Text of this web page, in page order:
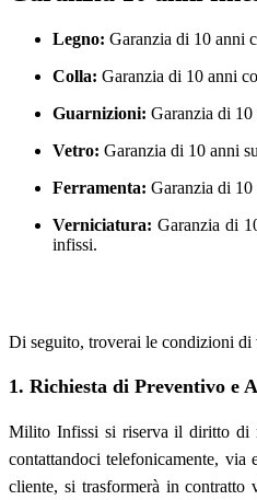
Legno: Garanzia di 10 anni
Colla: Garanzia di 10 anni
Guarnizioni: Garanzia di
Vetro: Garanzia di 10 anni
Ferramenta: Garanzia di
Verniciatura: Garanzia di
infissi.
Di seguito, troverai le condizioni di
1. Richiesta di Preventivo e
Milito Infissi si riserva il diritto di
contattandoci telefonicamente,
cliente, si trasformerà in contratto